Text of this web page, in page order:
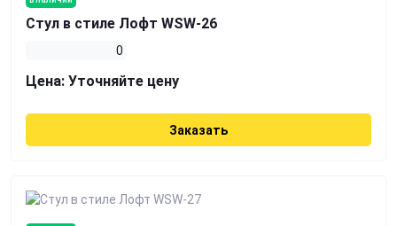
Стул в стиле Лофт WSW-26
0
Цена: Уточняйте цену
Заказать